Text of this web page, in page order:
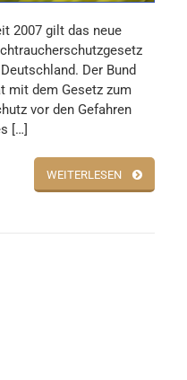
2007 gilt das neue
Der Bund
mit dem Gesetz zum
vor den Gefahren
[…]
WEITERLESEN